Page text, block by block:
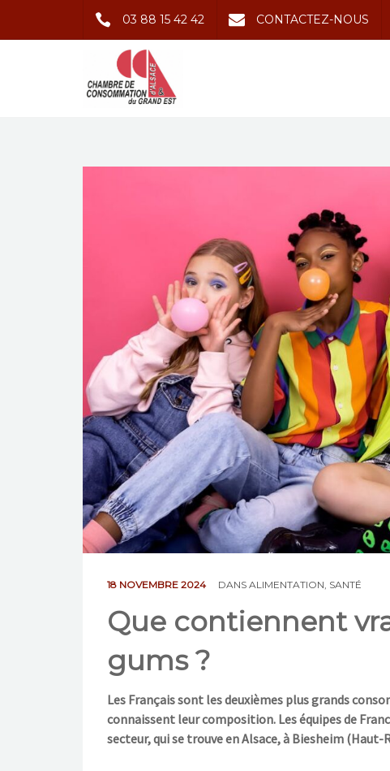
03 88 15 42 42 CONTACTEZ-NOUS
18 NOVEMBRE 2024 DANS ALIMENTATION SANTÉ
Que contiennent
gums ?
Les Français sont les deuxièmes plus grands
connaissent leur composition. Les équipes de
secteur, qui se trouve en Alsace, à Biesheim (Haut-